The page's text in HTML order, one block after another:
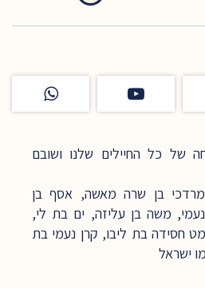
של כל החיילים שלנו ושובם
בן שרה מאשה, אסף בן
משה בן עליזה, ים בת לי,
חסידה בת ליבו, קרן נעמי בת
ישראל